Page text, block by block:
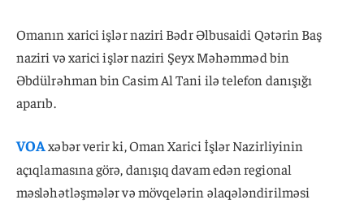
Omanın xarici işlər naziri Bədr Əlbusaidi Qətərin Baş
naziri və xarici işlər naziri Şeyx Məhəmməd bin
Əbdülrəhman bin Casim Al Tani ilə telefon danışığı
aparıb.
VOAxəbər verir ki, Oman Xarici İşlər Nazirliyinin
açıqlamasına görə, danışıq davam edən regional
məsləhətləşmələr və mövqelərin əlaqələndirilməsi